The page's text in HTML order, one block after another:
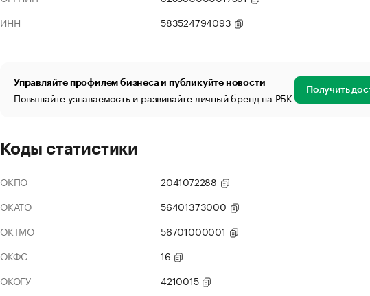
ИНН
583524794093
Управляйте профилем бизнеса и публикуйте новости
Повышайте узнаваемость и развивайте личный бренд на РБК Получить
Коды статистики
ОКПО
2041072288
ОКАТО
56401373000
ОКТМО
56701000001
ОКФС
16
ОКОГУ
4210015